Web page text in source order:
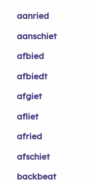
aanried
aanschiet
afbied
afbiedt
afgiet
afliet
afried
afschiet
backbeat